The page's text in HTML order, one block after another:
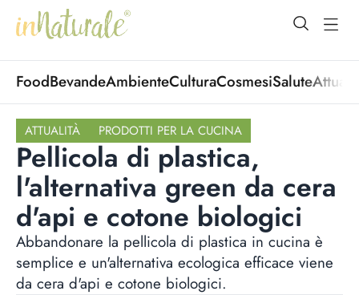
open
FoodBevandeAmbienteCulturaCosmesiSalute
ATTUALITÀ PRODOTTI PER LA CUCINA
Pellicola di plastica,
l'alternativa green da cera
d'api e cotone biologici
Abbandonare la pellicola di plastica in cucina è
semplice e un'alternativa ecologica efficace viene
da cera d'api e cotone biologici.